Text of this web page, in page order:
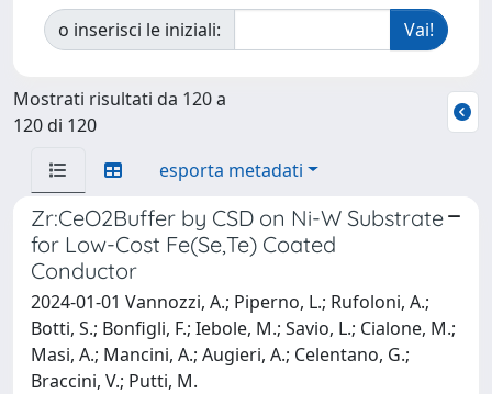
o inserisci le iniziali:
Mostrati risultati da 120 a
120 di 120
esporta metadati
Zr:CeO2Buffer by CSD on Ni-W Substrate
for Low-Cost Fe(Se,Te) Coated
Conductor
2024-01-01 Vannozzi, A.; Piperno, L.; Rufoloni, A.;
Botti, S.; Bonfigli, F.; Iebole, M.; Savio, L.; Cialone, M.;
Masi, A.; Mancini, A.; Augieri, A.; Celentano, G.;
Braccini, V.; Putti, M.